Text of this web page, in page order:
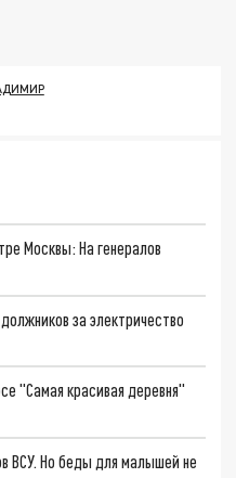
Москвы: На генералов
за электричество
"Самая красивая деревня"
ВСУ. Но беды для малышей не